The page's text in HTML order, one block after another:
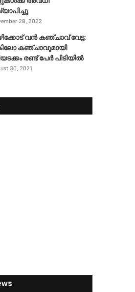
28, 2022
വൻ കഞ്ചാവ് വേട്ട:
കഞ്ചാവുമായി
രണ്ട് പേർ പിടിയിൽ
30, 2021